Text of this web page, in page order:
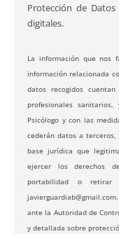
Protección de
digitales.
La información que nos
información relacionada
datos recogidos
profesionales
Psicólogo y con las
cederán datos a
base jurídica que
ejercer los derechos
portabilidad o retirar
ante la Autoridad de
y detallada sobre